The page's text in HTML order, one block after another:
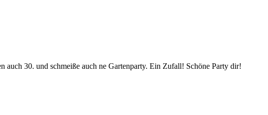
30. und schmeiße auch ne Gartenparty. Ein Zufall! Schöne Party dir!